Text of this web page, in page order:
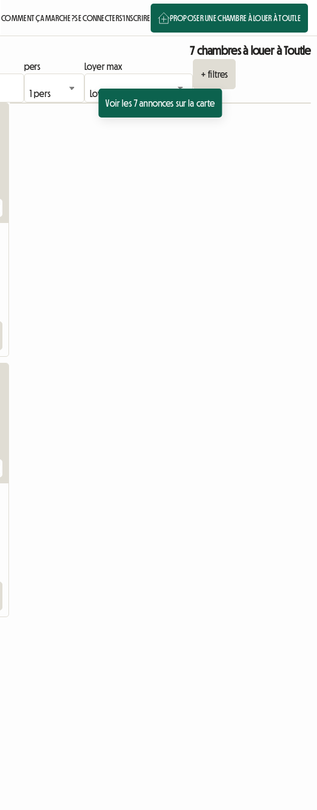
COMMENT ÇA MARCHE ?SE CONNECTERS'INSCRIRE PROPOSER UNE CHAMBRE À LOUER À TOUTLE
7 chambres à louer à Toutle
pers
Loyer max
+ filtres
Voir les 7 annonces sur la carte